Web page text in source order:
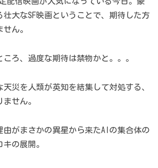
壮大なSF映画ということで、期待した方
ん。
ころ、過度な期待は禁物かと。。。
災を人類が英知を結集して対処する、
せん。
由がまさかの異星から来たAIの集合体の
の展開。